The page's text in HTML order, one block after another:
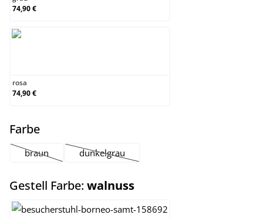
74,90 €
rosa
74,90 €
Farbeauswählen
braun
(Diese Option ist zurzeit nicht verfügbar.)
dunkelgrau
(Diese Option ist zurzeit nicht verfügbar.)
Gestell Farbe: walnussauswählen